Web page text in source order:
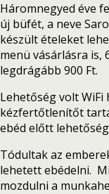
Háromnegyed éve
új büfét, a neve
készült ételeket
menü vásárlásra is,
legdrágább 900 Ft.
Lehetőség volt WiFi
kézfertőtlenítőt
ebéd előtt
Tódultak az
lehetett ebédelni.
mozdulni a